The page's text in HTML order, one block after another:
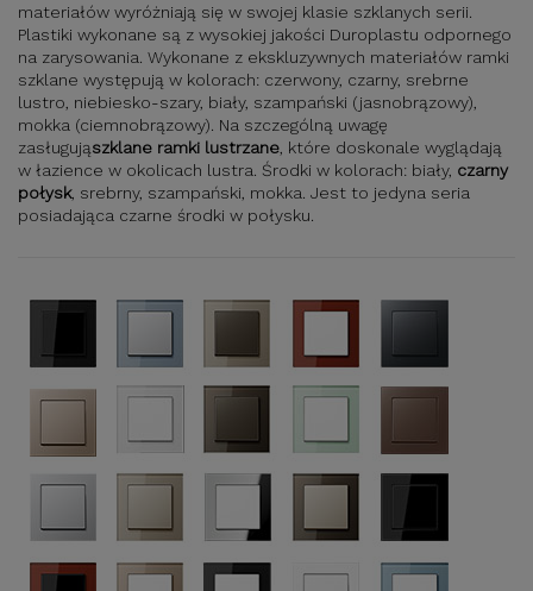
materiałów wyróżniają się w swojej klasie szklanych serii.
Plastiki wykonane są z wysokiej jakości Duroplastu odpornego
na zarysowania. Wykonane z ekskluzywnych materiałów ramki
szklane występują w kolorach: czerwony, czarny, srebrne
lustro, niebiesko-szary, biały, szampański (jasnobrązowy),
mokka (ciemnobrązowy). Na szczególną uwagę
zasługująszklane ramki lustrzane, które doskonale wyglądają
w łazience w okolicach lustra. Środki w kolorach: biały, czarny
połysk, srebrny, szampański, mokka. Jest to jedyna seria
posiadająca czarne środki w połysku.